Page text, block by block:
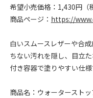
希望小売価格：1,430円（
商品ページ： https://
白いスムースレザーや合
ちない汚れを隠し、目立
付き容器で塗りやすい仕様
商品名：ウォータースト